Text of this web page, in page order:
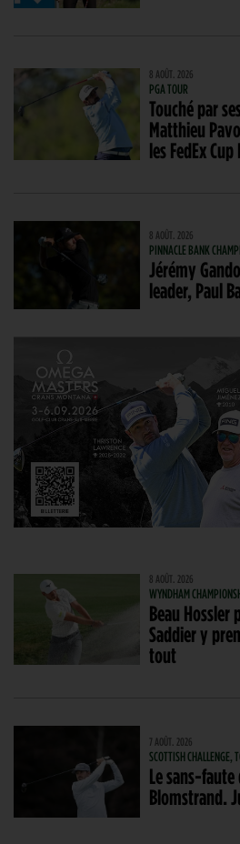
8 AOÛT. 2026
PGA TOUR
Touché par
Matthieu
les FedEx Cup
8 AOÛT. 2026
PINNACLE BANK
Jérémy
leader, Paul
8 AOÛT. 2026
WYNDHAM
Beau Hossler
Saddier y
tout
7 AOÛT. 2026
SCOTTISH CHALLENGE,
Le sans-
Blomstrand.